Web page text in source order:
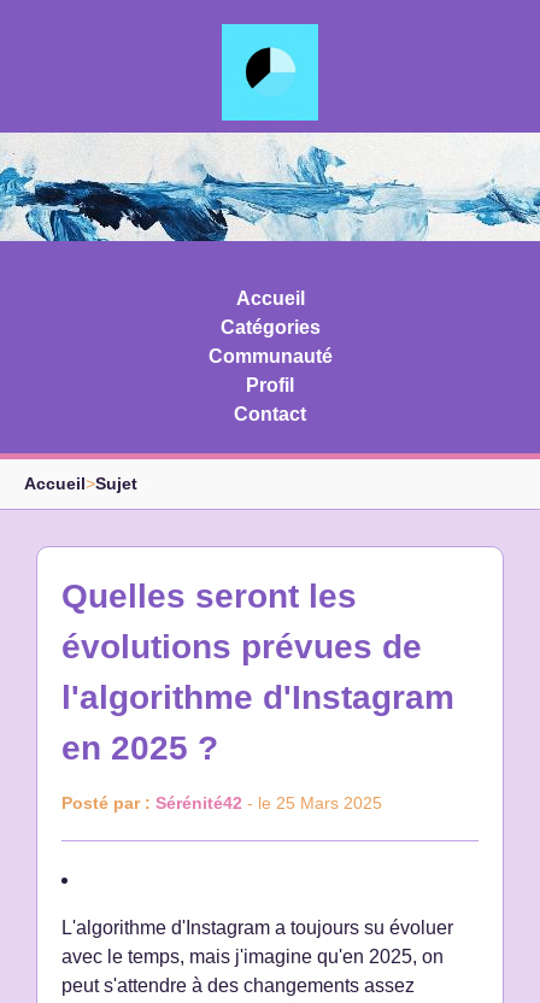
Accueil
Catégories
Communauté
Profil
Contact
Accueil>Sujet
Quelles seront les
évolutions prévues de
l'algorithme d'Instagram
en 2025 ?
Posté par : Sérénité42 - le 25 Mars 2025
L'algorithme d'Instagram a toujours su évoluer
avec le temps, mais j'imagine qu'en 2025, on
peut s'attendre à des changements assez